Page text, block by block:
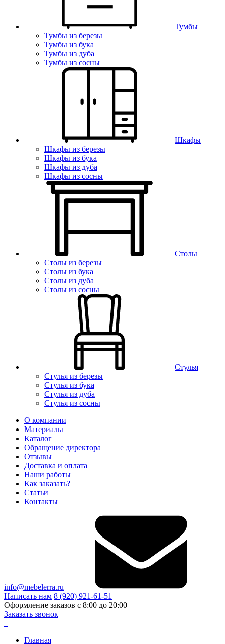
Тумбы
Тумбы из березы
Тумбы из бука
Тумбы из дуба
Тумбы из сосны
Шкафы
Шкафы из березы
Шкафы из бука
Шкафы из дуба
Шкафы из сосны
Столы
Столы из березы
Столы из бука
Столы из дуба
Столы из сосны
Стулья
Стулья из березы
Стулья из бука
Стулья из дуба
Стулья из сосны
О компании
Материалы
Каталог
Обращение директора
Отзывы
Доставка и оплата
Наши работы
Как заказать?
Статьи
Контакты
info@mebelerra.ru
Написать нам 8 (920) 921-61-51
Оформление заказов с 8:00 до 20:00
Заказать звонок
Главная